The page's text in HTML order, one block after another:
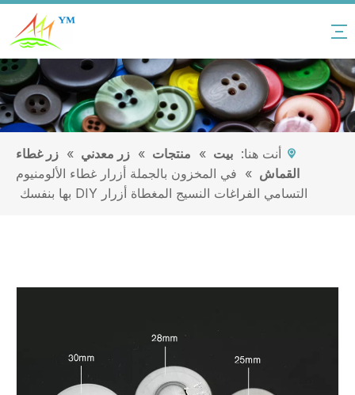
أنت هنا: بيت » منتجات » زر معدني » زر غطاء
القماش » في المخزون بالجملة أزرار غطاء الألومنيوم
التسامي الفراغات النسيج المغطاة أزرار DIY بها بنفسك